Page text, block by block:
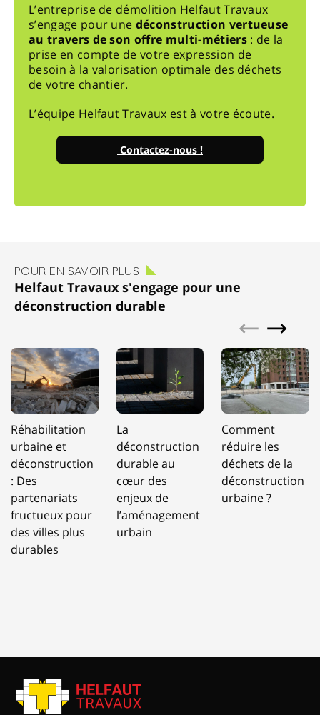
L’entreprise de démolition Helfaut Travaux
s’engage pour une déconstruction vertueuse
au travers de son offre multi-métiers: de la
prise en compte de votre expression de
besoin à la valorisation optimale des déchets
de votre chantier.
L’équipe Helfaut Travaux est à votre écoute.
Contactez-nous !
POUR EN SAVOIR PLUS
Helfaut Travaux s'engage pour une
déconstruction durable
Réhabilitation
urbaine et
déconstruction
: Des
partenariats
fructueux pour
des villes plus
durables
La
déconstruction
durable au
cœur des
enjeux de
l’aménagement
urbain
Comment
réduire les
déchets de la
déconstruction
urbaine ?